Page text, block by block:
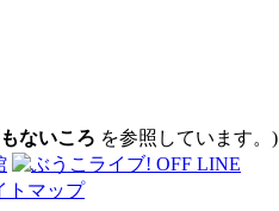
ないころ を参照しています。)
トマップ